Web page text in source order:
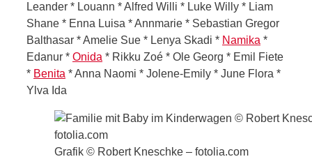
Leander * Louann * Alfred Willi * Luke Willy * Liam
Shane * Enna Luisa * Annmarie * Sebastian Gregor
Balthasar * Amelie Sue * Lenya Skadi * Namika *
Edanur * Onida * Rikku Zoé * Ole Georg * Emil Fiete
* Benita * Anna Naomi * Jolene-Emily * June Flora *
Ylva Ida
Grafik © Robert Kneschke – fotolia.com